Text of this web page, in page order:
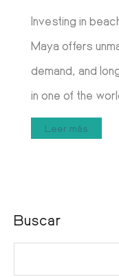
Investing in
Maya offers
demand, and
in one of the
Leer más
Buscar